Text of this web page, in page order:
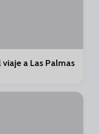
a Las Palmas